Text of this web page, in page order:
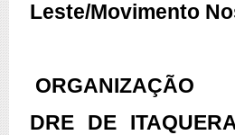
Leste/Movimento
ORGANIZAÇÃO
DRE DE